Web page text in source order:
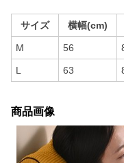
サイズ 横幅(cm)
M 56
L 63
商品画像